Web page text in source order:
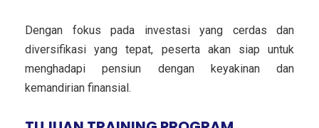
Dengan fokus pada investasi yang cerdas dan
diversifikasi yang tepat, peserta akan siap untuk
menghadapi pensiun dengan keyakinan dan
kemandirian finansial.